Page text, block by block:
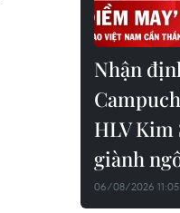
Nhận
HLV Kim
giành
06/08/2026 11:05